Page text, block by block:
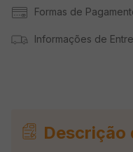
Formas de
Informações de
Descrição